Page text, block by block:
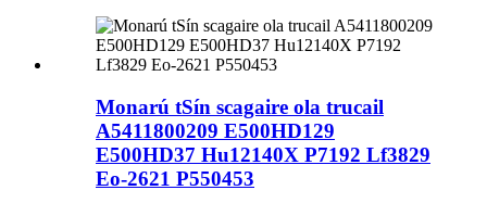
Monarú tSín scagaire ola trucail
A5411800209 E500HD129
E500HD37 Hu12140X P7192 Lf3829
Eo-2621 P550453